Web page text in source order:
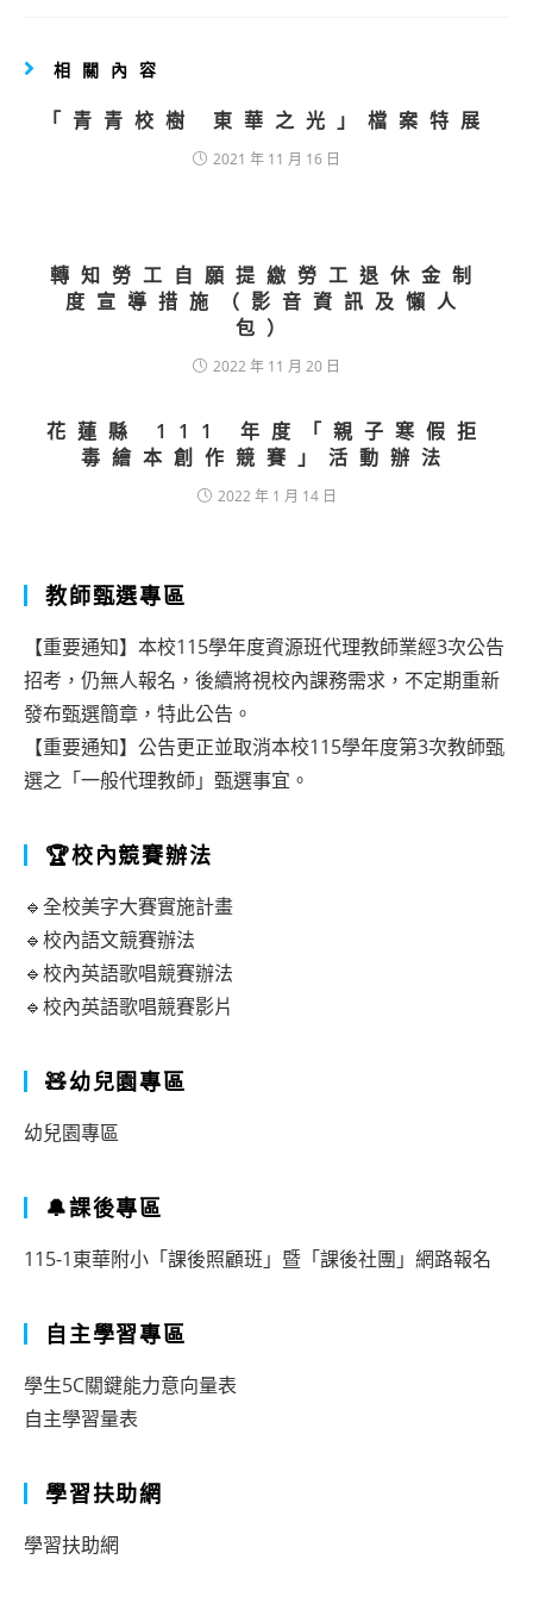
相關內容
「青青校樹 東華之光」檔案特展
2021 年 11 月 16 日
轉知勞工自願提繳勞工退休金制
度宣導措施（影音資訊及懶人
包）
2022 年 11 月 20 日
花蓮縣 111 年度「親子寒假拒
毒繪本創作競賽」活動辦法
2022 年 1 月 14 日
教師甄選專區
【重要通知】本校115學年度資源班代理教師業經3次公告
招考，仍無人報名，後續將視校內課務需求，不定期重新
發布甄選簡章，特此公告。
【重要通知】公告更正並取消本校115學年度第3次教師甄
選之「一般代理教師」甄選事宜。
🏆校內競賽辦法
🔹全校美字大賽實施計畫
🔹校內語文競賽辦法
🔹校內英語歌唱競賽辦法
🔹校內英語歌唱競賽影片
🧸幼兒園專區
幼兒園專區
🔔課後專區
115-1東華附小「課後照顧班」暨「課後社團」網路報名
自主學習專區
學生5C關鍵能力意向量表
自主學習量表
學習扶助網
學習扶助網